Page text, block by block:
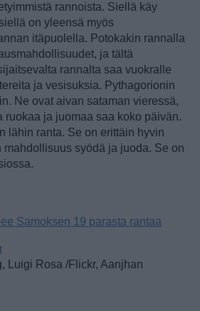
rannoista. Siellä käy
on yleensä myös
itäpuolella. Potokakin rannalla
ja tältä
rannalta saa vuokralle
ja vesisuksia. Pythagorionin
Ne ovat aivan sataman vieressä,
ruokaa ja juomaa saa koko päivän.
lähin ranta. Se on erittäin hyvin
syödä ja juoda. Se on
Samoksen 19 parasta rantaa
Luigi Rosa /Flickr, Aanjhan